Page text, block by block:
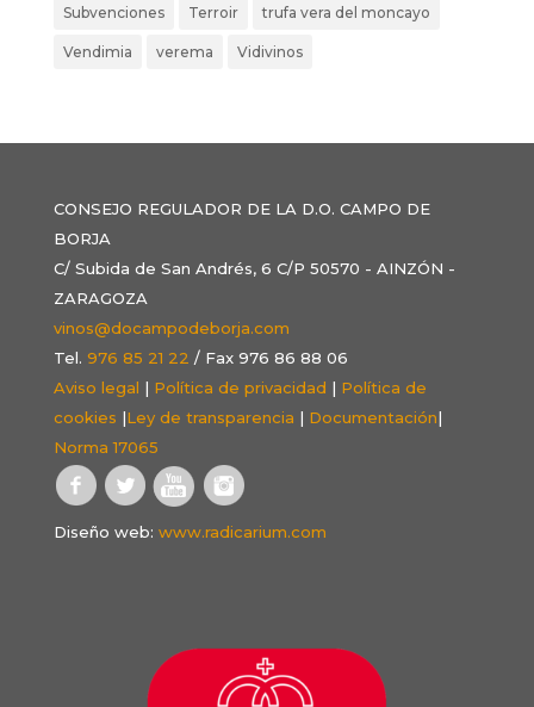
Subvenciones Terroir trufa vera del moncayo
Vendimia verema Vidivinos
CONSEJO REGULADOR DE LA D.O. CAMPO DE
BORJA
C/ Subida de San Andrés, 6 C/P 50570 - AINZÓN -
ZARAGOZA
vinos@docampodeborja.com
Tel. 976 85 21 22 / Fax 976 86 88 06
Aviso legal | Política de privacidad | Política de
cookies |Ley de transparencia | Documentación|
Norma 17065
Diseño web: www.radicarium.com